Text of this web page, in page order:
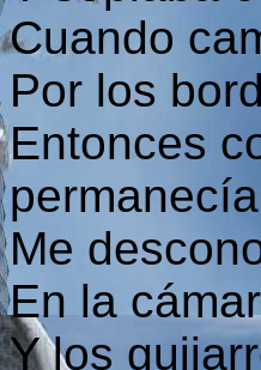
Cuando
Por los
Entonces
Me
En la
Y los